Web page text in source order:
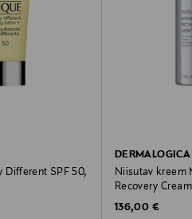
Different SPF 50,
DERMALOGICA
Niisutav kreem
Recovery Cream
Original Price
136,00 €